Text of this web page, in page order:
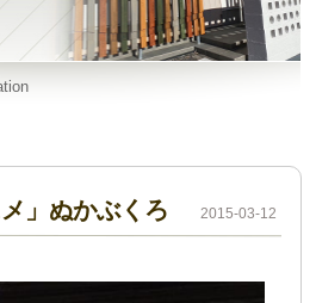
2015-03-12
」ぬかぶくろ